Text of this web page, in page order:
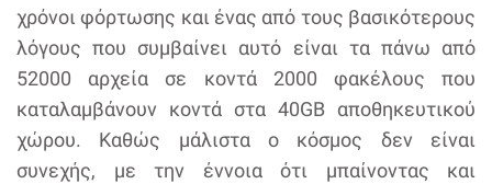
χρόνοι φόρτωσης και ένας από τους βασικότερους
λόγους που συμβαίνει αυτό είναι τα πάνω από
52000 αρχεία σε κοντά 2000 φακέλους που
καταλαμβάνουν κοντά στα 40GB αποθηκευτικού
χώρου. Καθώς μάλιστα ο κόσμος δεν είναι
συνεχής, με την έννοια ότι μπαίνοντας και